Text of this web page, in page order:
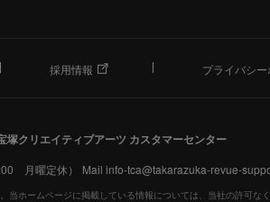
採用情報 プライバシ
塚クリエイティブアーツ カスタマーセンター
月曜定休） Mail info-tca@takarazuka-revue-
ホームページに掲載している情報については、当社の許可な